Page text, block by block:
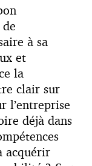
à sa
et
la
clair sur
l’entreprise
déjà dans
acquérir